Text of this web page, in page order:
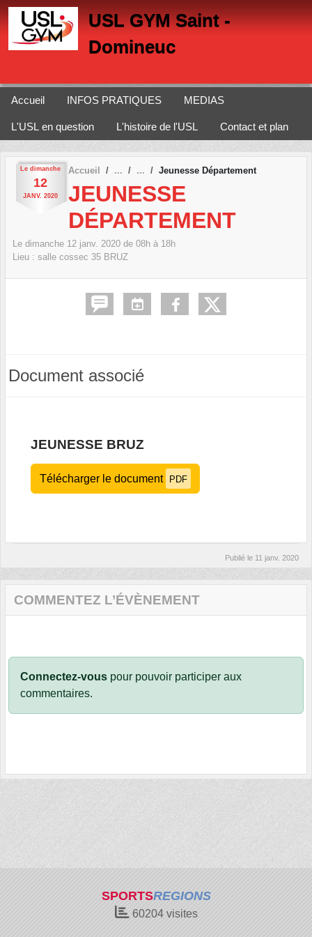
USL GYM Saint -
Domineuc
Accueil INFOS PRATIQUES MEDIAS
L'USL en question L'histoire de l'USL Contact et plan
Le dimanche
12
JANV. 2020
Accueil Jeunesse Département
JEUNESSE
DÉPARTEMENT
Le dimanche 12 janv. 2020 de 08h à 18h
Lieu : salle cossec 35 BRUZ
Document associé
JEUNESSE BRUZ
Télécharger le document PDF
Publié le 11 janv. 2020
COMMENTEZ L’ÉVÈNEMENT
Connectez-vous pour pouvoir participer aux
commentaires.
SPORTSREGIONS
60204visites
Panneau de gestion des cookies